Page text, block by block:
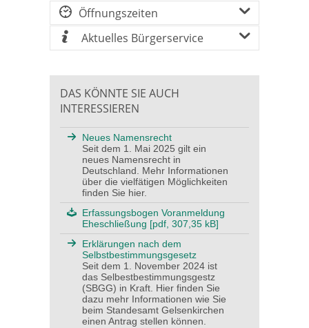
Öffnungszeiten
Aktuelles Bürgerservice
DAS KÖNNTE SIE AUCH
INTERESSIEREN
Neues Namensrecht
Seit dem 1. Mai 2025 gilt ein
neues Namensrecht in
Deutschland. Mehr Informationen
über die vielfätigen Möglichkeiten
finden Sie hier.
Erfassungsbogen Voranmeldung
Eheschließung [pdf, 307,35 kB]
Erklärungen nach dem
Selbstbestimmungsgesetz
Seit dem 1. November 2024 ist
das Selbestbestimmungsgestz
(SBGG) in Kraft. Hier finden Sie
dazu mehr Informationen wie Sie
beim Standesamt Gelsenkirchen
einen Antrag stellen können.